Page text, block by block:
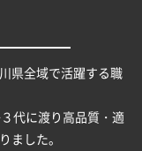
県全域で活躍する職
代に渡り高品質・適
ました。